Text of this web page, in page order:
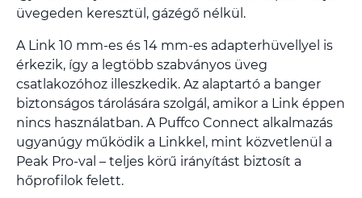
üvegeden keresztül, gázégő nélkül.
A Link 10 mm-es és 14 mm-es adapterhüvellyel is
érkezik, így a legtöbb szabványos üveg
csatlakozóhoz illeszkedik. Az alaptartó a banger
biztonságos tárolására szolgál, amikor a Link éppen
nincs használatban. A Puffco Connect alkalmazás
ugyanúgy működik a Linkkel, mint közvetlenül a
Peak Pro-val – teljes körű irányítást biztosít a
hőprofilok felett.